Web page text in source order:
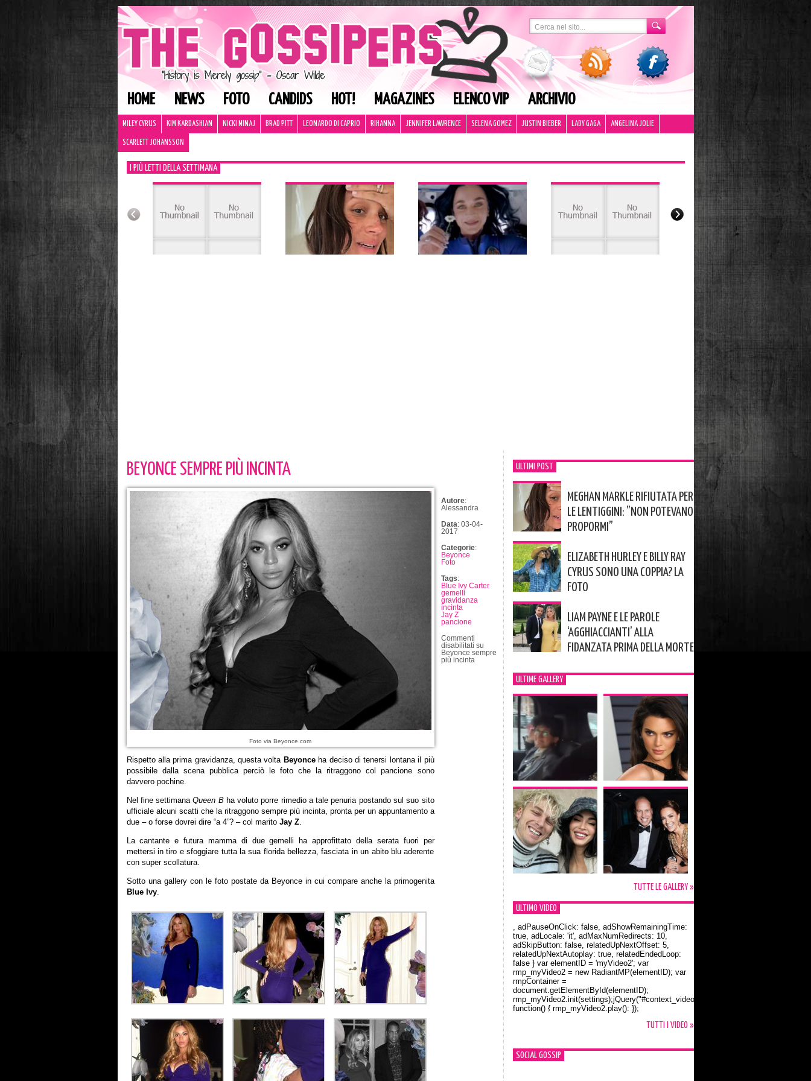
HOME NEWS FOTO CANDIDS HOT! MAGAZINES ELENCO VIP ARCHIVIO
MILEY CYRUS KIM KARDASHIAN NICKI MINAJ BRAD PITT LEONARDO DI CAPRIO RIHANNA JENNIFER LAWRENCE SELENA GOMEZ JUSTIN BIEBER LADY GAGA ANGELINA JOLIE
SCARLETT JOHANSSON
I PIÙ LETTI DELLA SETTIMANA
BEYONCE SEMPRE PIÙ INCINTA
Foto via Beyonce.com
Rispetto alla prima gravidanza, questa volta Beyonceha deciso di tenersi lontana il più
possibile dalla scena pubblica perciò le foto che la ritraggono col pancione sono
davvero pochine.
Nel fine settimanaQueen Bha voluto porre rimedio a tale penuria postando sul suo sito
ufficiale alcuni scatti che la ritraggono sempre più incinta, pronta per un appuntamento a
due – o forse dovrei dire “a 4”? – col marito Jay Z.
La cantante e futura mamma di due gemelli ha approfittato della serata fuori per
mettersi in tiro e sfoggiare tutta la sua florida bellezza, fasciata in un abito blu aderente
con super scollatura.
Sotto una gallery con le foto postate da Beyonce in cui compare anche la primogenita
Blue Ivy.
Autore:
Alessandra
Data: 03-04-
2017
Categorie:
Beyonce
Foto
Tags:
Blue Ivy Carter
gemelli
gravidanza
incinta
Jay Z
pancione
Commenti
disabilitati su
Beyonce sempre
più incinta
ULTIMI POST
MEGHAN MARKLE RIFIUTATA PER
LE LENTIGGINI: ”NON POTEVANO
PROPORMI”
ELIZABETH HURLEY E BILLY RAY
CYRUS SONO UNA COPPIA? LA
FOTO
LIAM PAYNE E LE PAROLE
‘AGGHIACCIANTI’ ALLA
FIDANZATA PRIMA DELLA MORTE
ULTIME GALLERY
TUTTE LE GALLERY »
ULTIMO VIDEO
Orlando Bloom e la t-shirt dedicata a Flynn
, adPauseOnClick: false, adShowRemainingTime:
true, adLocale: 'it', adMaxNumRedirects: 10,
adSkipButton: false, relatedUpNextOffset: 5,
relatedUpNextAutoplay: true, relatedEndedLoop:
false } var elementID = 'myVideo2'; var
rmp_myVideo2 = new RadiantMP(elementID); var
rmpContainer =
document.getElementById(elementID);
rmp_myVideo2.init(settings);jQuery("#context_video2").one("mouseover",
function() { rmp_myVideo2.play(); });
TUTTI I VIDEO »
SOCIAL GOSSIP